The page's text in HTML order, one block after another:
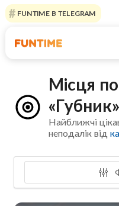
FUNTIME В TELEGRAM
Місця
«Губник»
Найближчі
неподалік від